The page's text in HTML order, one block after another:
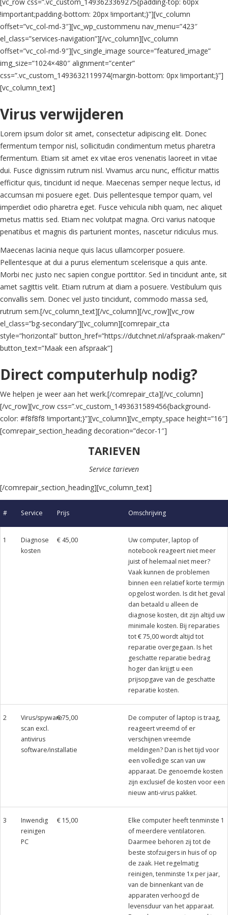
!important;padding-bottom: 20px !important;}”][vc_column
offset=”vc_col-md-3″][vc_wp_custommenu nav_menu=”423″
el_class=”services-navigation”][/vc_column][vc_column
offset=”vc_col-md-9″][vc_single_image source=”featured_image”
img_size=”1024×480″ alignment=”center”
css=”.vc_custom_1493632119974{margin-bottom: 0px !important;}”]
[vc_column_text]
Virus verwijderen
Lorem ipsum dolor sit amet, consectetur adipiscing elit. Donec
fermentum tempor nisl, sollicitudin condimentum metus pharetra
fermentum. Etiam sit amet ex vitae eros venenatis laoreet in vitae
dui. Fusce dignissim rutrum nisl. Vivamus arcu nunc, efficitur mattis
efficitur quis, tincidunt id neque. Maecenas semper neque lectus, id
accumsan mi posuere eget. Duis pellentesque tempor quam, vel
imperdiet odio pharetra eget. Fusce vehicula nibh quam, nec aliquet
metus mattis sed. Etiam nec volutpat magna. Orci varius natoque
penatibus et magnis dis parturient montes, nascetur ridiculus mus.
Maecenas lacinia neque quis lacus ullamcorper posuere.
Pellentesque at dui a purus elementum scelerisque a quis ante.
Morbi nec justo nec sapien congue porttitor. Sed in tincidunt ante, sit
amet sagittis velit. Etiam rutrum at diam a posuere. Vestibulum quis
convallis sem. Donec vel justo tincidunt, commodo massa sed,
rutrum sem.[/vc_column_text][/vc_column][/vc_row][vc_row
el_class=”bg-secondary”][vc_column][comrepair_cta
style=”horizontal” button_href=”https://dutchnet.nl/afspraak-maken/”
button_text=”Maak een afspraak”]
Direct computerhulp nodig?
We helpen je weer aan het werk.[/comrepair_cta][/vc_column]
[/vc_row][vc_row css=”.vc_custom_1493631589456{background-
color: #f8f8f8 !important;}”][vc_column][vc_empty_space height=”16″]
[comrepair_section_heading decoration=”decor-1″]
TARIEVEN
Service tarieven
[/comrepair_section_heading][vc_column_text]
# Service Prijs Omschrijving
1
Diagnose
kosten
€ 45,00
Uw computer, laptop of
notebook reageert niet meer
juist of helemaal niet meer?
Vaak kunnen de problemen
binnen een relatief korte termijn
opgelost worden. Is dit het geval
dan betaald u alleen de
diagnose kosten, dit zijn altijd uw
minimale kosten. Bij reparaties
tot € 75,00 wordt altijd tot
reparatie overgegaan. Is het
geschatte reparatie bedrag
hoger dan krijgt u een
prijsopgave van de geschatte
reparatie kosten.
2
Virus/spyware
scan excl.
antivirus
software/installatie
€ 75,00
De computer of laptop is traag,
reageert vreemd of er
verschijnen vreemde
meldingen? Dan is het tijd voor
een volledige scan van uw
apparaat. De genoemde kosten
zijn exclusief de kosten voor een
nieuw anti-virus pakket.
3
Inwendig
reinigen
PC
€ 15,00
Elke computer heeft tenminste 1
of meerdere ventilatoren.
Daarmee behoren zij tot de
beste stofzuigers in huis of op
de zaak. Het regelmatig
reinigen, tenminste 1x per jaar,
van de binnenkant van de
apparaten verhoogd de
levensduur van het apparaat.